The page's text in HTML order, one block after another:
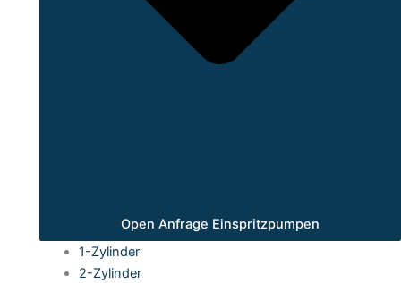
Open Anfrage Einspritzpumpen
1-Zylinder
2-Zylinder